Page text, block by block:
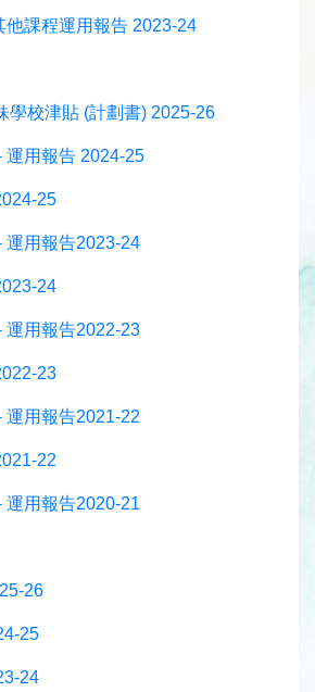
他課程運用報告 2023-24
學校津貼 (計劃書) 2025-26
運用報告 2024-25
25
運用報告2023-24
24
運用報告2022-23
23
運用報告2021-22
22
運用報告2020-21
26
25
24